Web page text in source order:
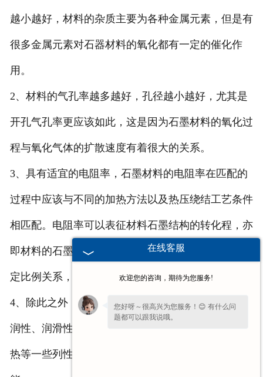
越小越好，材料的杂质主要为各种金属元素，但是有
很多金属元素对石器材料的氧化都有一定的催化作
用。
2、材料的气孔率越多越好，孔径越小越好，尤其是
开孔气孔率更应该如此，这是因为石墨材料的氧化过
程与氧化气体的扩散速度有着很大的关系。
3、具有适宜的电阻率，石墨材料的电阻率在匹配的
过程中应该与不同的加热方法以及热压绕结工艺条件
相匹配。电阻率可以表征材料石墨结构的转化程，亦
即材料的石墨化程度。材料的电阻率与其热导率成一
定比例关系，电阻率低，热导率高。
4、除此之外，石墨化程度也会影响到石墨模具的浸
润性、润滑性、强度、热膨胀系数、弹性模量以及比
热等一些列性能，这都会影响到石墨模具的使用性
在线客服
欢迎您的咨询，期待为您服务!
您好呀～很高兴为您服务！😊 有什么问
题都可以跟我说哦。